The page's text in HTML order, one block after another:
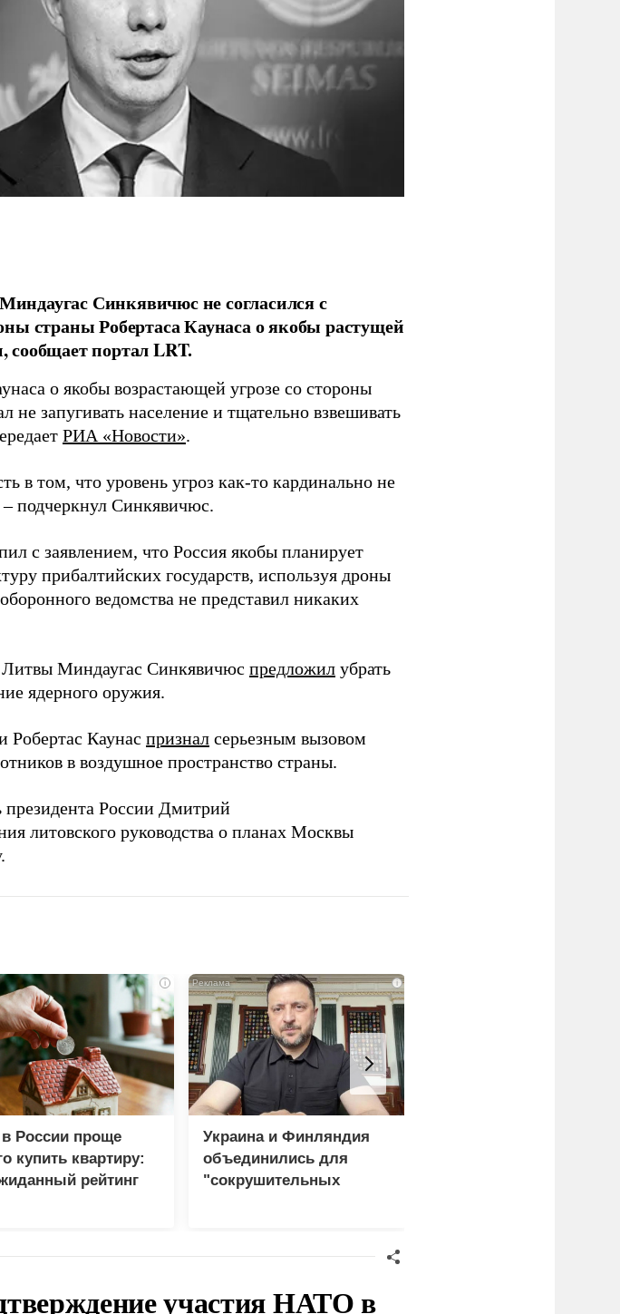
Синкявичюс не согласился с
страны Робертаса Каунаса о якобы растущей
сообщает портал LRT.
о якобы возрастающей угрозе со стороны
не запугивать население и тщательно взвешивать
РИА «Новости».
в том, что уровень угроз как-то кардинально не
подчеркнул Синкявичюс.
с заявлением, что Россия якобы планирует
прибалтийских государств, используя дроны
ведомства не представил никаких
Миндаугас Синкявичюс предложил убрать
ядерного оружия.
Робертас Каунас признал серьезным вызовом
в воздушное пространство страны.
России Дмитрий
литовского руководства о планах Москвы
i
в России проще
купить квартиру:
рейтинг
i
Украина и Финляндия
объединились для
"сокрушительных
участия НАТО в